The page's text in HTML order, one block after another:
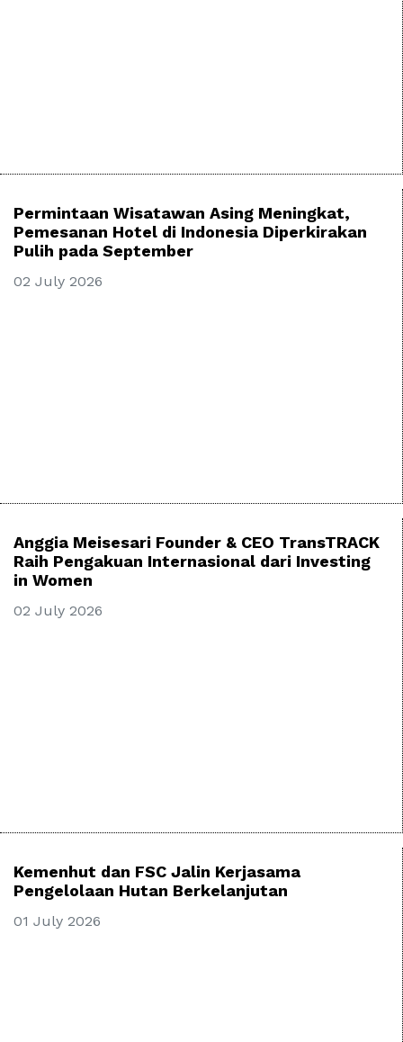
Permintaan Wisatawan Asing Meningkat,
Pemesanan Hotel di Indonesia Diperkirakan
Pulih pada September
02 July 2026
Anggia Meisesari Founder & CEO TransTRACK
Raih Pengakuan Internasional dari Investing
in Women
02 July 2026
Kemenhut dan FSC Jalin Kerjasama
Pengelolaan Hutan Berkelanjutan
01 July 2026